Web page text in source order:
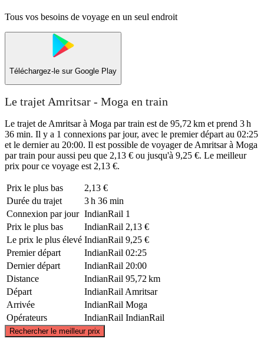
Tous vos besoins de voyage en un seul endroit
Téléchargez-le sur Google Play
Le trajet Amritsar - Moga en train
Le trajet de Amritsar à Moga par train est de 95,72 km et prend 3 h
36 min. Il y a 1 connexions par jour, avec le premier départ au 02:25
et le dernier au 20:00. Il est possible de voyager de Amritsar à Moga
par train pour aussi peu que 2,13 € ou jusqu'à 9,25 €. Le meilleur
prix pour ce voyage est 2,13 €.
Prix ​​le plus bas
2,13 €
Durée du trajet
3 h 36 min
Connexion par jour IndianRail 1
Prix ​​le plus bas
IndianRail 2,13 €
Le prix le plus élevé IndianRail 9,25 €
Premier départ
IndianRail 02:25
Dernier départ
IndianRail 20:00
Distance
IndianRail 95,72 km
Départ
IndianRail Amritsar
Arrivée
IndianRail Moga
Opérateurs
IndianRail IndianRail
Rechercher le meilleur prix
©CARTO, ©